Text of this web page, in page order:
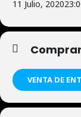
11 Julio, 2020
VENTA DE